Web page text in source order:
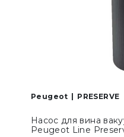
Peugeot PRESERVE
Насос для вина
Peugeot Line